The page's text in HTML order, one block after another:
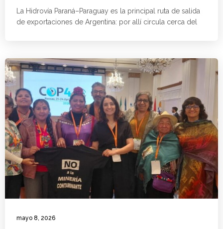
La Hidrovía Paraná–Paraguay es la principal ruta de salida
de exportaciones de Argentina: por allí circula cerca del
mayo 8, 2026